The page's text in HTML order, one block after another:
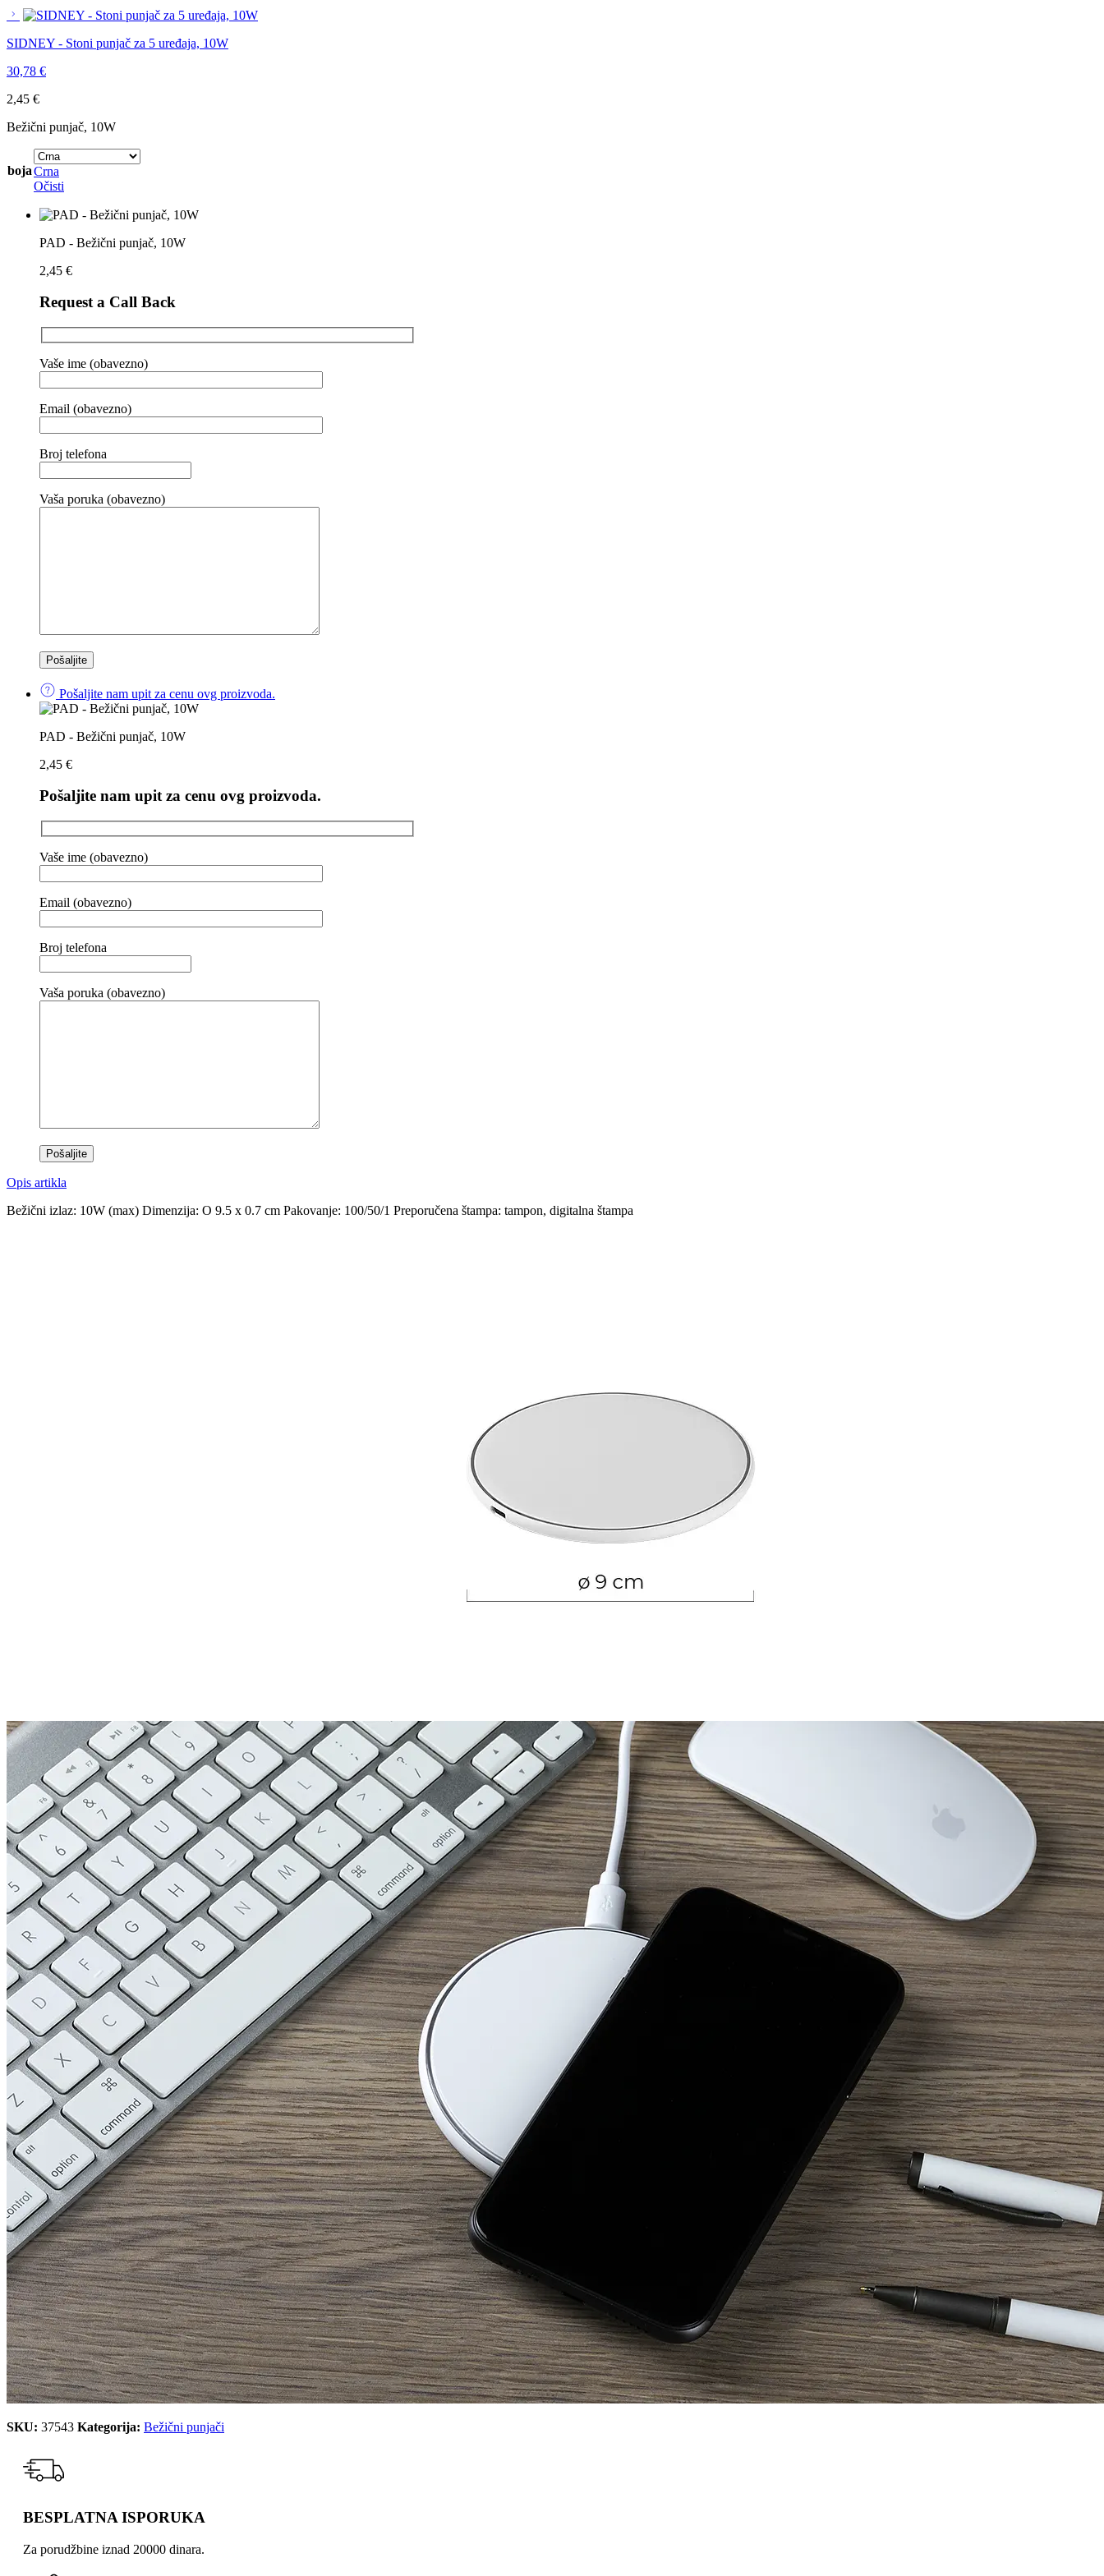
SIDNEY - Stoni punjač za 5 uređaja, 10W
30,78 €
2,45 €
Bežični punjač, 10W
bojaCrna
Očisti
PAD - Bežični punjač, 10W
2,45 €
Request a Call Back
Vaše ime (obavezno)
Email (obavezno)
Broj telefona
Vaša poruka (obavezno)
Pošaljite nam upit za cenu ovg proizvoda.
PAD - Bežični punjač, 10W
2,45 €
Pošaljite nam upit za cenu ovg proizvoda.
Vaše ime (obavezno)
Email (obavezno)
Broj telefona
Vaša poruka (obavezno)
Opis artikla
Bežični izlaz: 10W (max) Dimenzija: O 9.5 x 0.7 cm Pakovanje: 100/50/1 Preporučena štampa: tampon, digitalna štampa
SKU: 37543 Kategorija: Bežični punjači
BESPLATNA ISPORUKA
Za porudžbine iznad 20000 dinara.